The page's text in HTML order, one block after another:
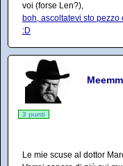
voi (forse Len?),
boh, ascoltatevi sto pezzo
:D
3 punti
Le mie scuse al dottor